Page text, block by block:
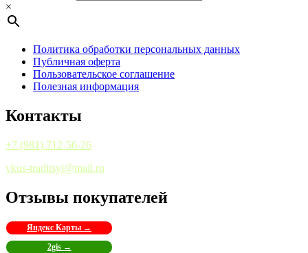
×
Политика обработки персональных данных
Публичная оферта
Пользовательское соглашение
Полезная информация
Контакты
+7 (981) 712-56-26
vkus-traditsyi@mail.ru
Отзывы покупателей
Яндекс Карты →
2gis →